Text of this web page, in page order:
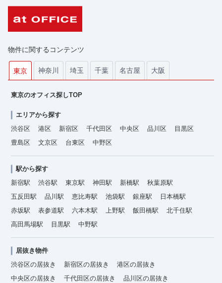
物件に関するコンテンツ
東京 神奈川 埼玉 千葉 名古屋 大阪
東京のオフィス探しTOP
エリアから探す
渋谷区
港区 新宿区 千代田区 中央区 品川区
目黒区
豊島区
文京区 台東区 中野区
駅から探す
新宿駅
渋谷駅 東京駅 神田駅 新橋駅
秋葉原駅
五反田駅
品川駅 恵比寿駅 池袋駅 銀座駅
日本橋駅
赤坂駅
表参道駅 六本木駅 上野駅 飯田橋駅
北千住駅
高田馬場駅
目黒駅 中野駅
居抜き物件
渋谷区の居抜き
新宿区の居抜き
港区の居抜き
中央区の居抜き
千代田区の居抜き
品川区の居抜き